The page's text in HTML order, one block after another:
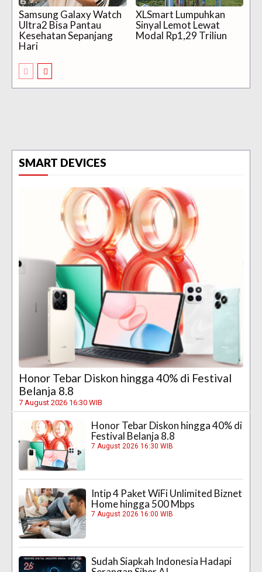
Samsung Galaxy Watch
Ultra2 Bisa Pantau
Kesehatan Sepanjang
Hari
XLSmart Lumpuhkan
Sinyal Lemot Lewat
Modal Rp1,29 Triliun
SMART DEVICES
Honor Tebar Diskon hingga 40% di Festival
Belanja 8.8
7 August 2026 16:30 WIB
Honor Tebar Diskon hingga 40% di
Festival Belanja 8.8
7 August 2026 16:30 WIB
Intip 4 Paket WiFi Unlimited Biznet
Home hingga 500 Mbps
7 August 2026 16:00 WIB
Sudah Siapkah Indonesia Hadapi